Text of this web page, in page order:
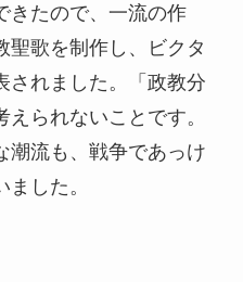
きたので、一流の作
聖歌を制作し、ビクタ
されました。「政教分
られないことです。
潮流も、戦争であっけ
した。